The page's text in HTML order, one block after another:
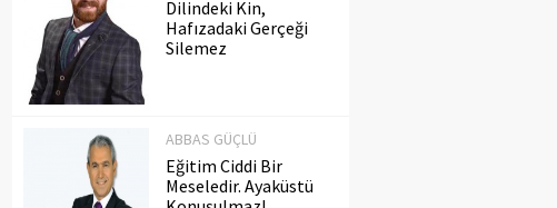
Dilindeki Kin,
Hafızadaki Gerçeği
Silemez
ABBAS GÜÇLÜ
Eğitim Ciddi Bir
Meseledir. Ayaküstü